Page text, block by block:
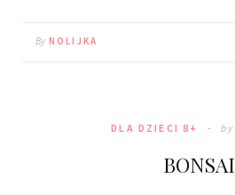
By NOLIJKA
DLA DZIECI 8+ by
BONSAI